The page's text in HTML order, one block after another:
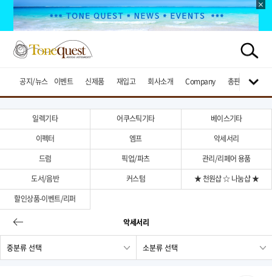
공지/뉴스 이벤트 신제품 재입고 회사소개 Company 총판브랜드
일렉기타 어쿠스틱기타
베이스기타
이펙터
엠프
악세서리
드럼
픽업/파츠
관리/리페어 용품
도서/음반
커스텀
★ 천원샵 ☆ 나눔샵 ★
할인상품-이벤트/리퍼
악세서리